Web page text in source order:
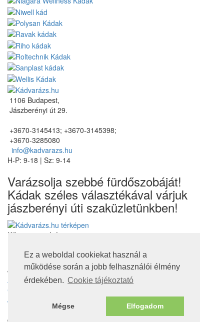
Ez a weboldal cookiekat használ a
működése során a jobb felhasználói élmény
érdekében. Cookie tájékoztató
Mégse Elfogadom
1106 Budapest,
Jászberényi út 29.
+3670-3145413; +3670-3145398;
+3670-3285080
info@kadvarazs.hu
H-P: 9-18 | Sz: 9-14
Varázsolja szebbé fürdőszobáját!
Kádak széles választékával várjuk
jászberényi úti szaküzletünkben!
Kövessen minket
Jogi nyilatkozatok
Adatvédelmi tájékoztató
Cookie tájékoztató
Jótállás, szavatosság
Nem jótállás köteles termékek